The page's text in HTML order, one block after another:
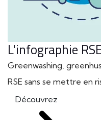
L'infographie
Greenwashing,
RSE sans se mettre en
Découvrez